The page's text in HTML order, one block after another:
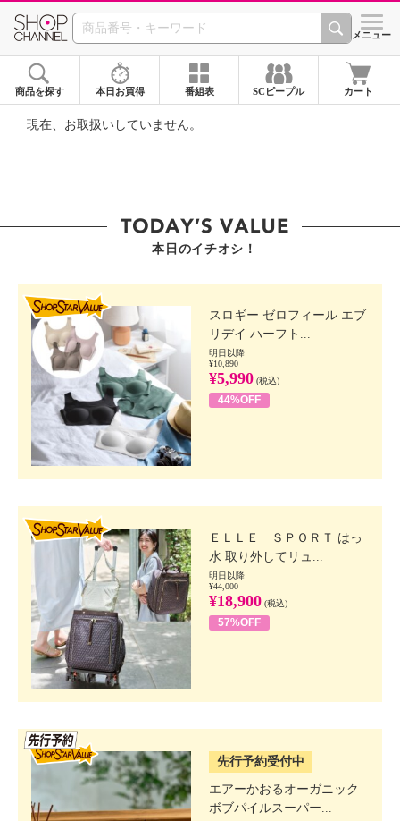
SHOP CHANNEL ショッ
メニュー
商品を探す 本日お買得 番組表 SCピープル カート
現在、お取扱いしていません。
本日のイチオシ！
スロギー ゼロフィール エブ
リデイ ハーフト...
明日以降
¥10,890
¥5,990 (税込)
44%OFF
ＥＬＬＥ ＳＰＯＲＴ はっ
水 取り外してリュ...
明日以降
¥44,000
¥18,900 (税込)
57%OFF
先行予約受付中
エアーかおるオーガニック
ボブパイルスーパー...